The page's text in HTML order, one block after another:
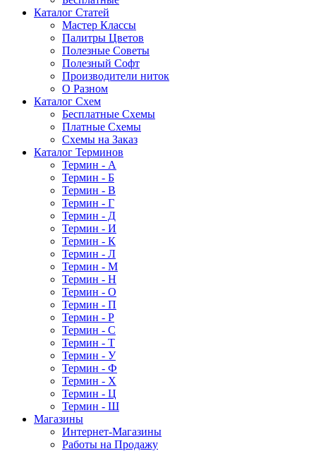
Каталог Статей
Мастер Классы
Палитры Цветов
Полезные Советы
Полезный Софт
Производители ниток
О Разном
Каталог Схем
Бесплатные Схемы
Платные Схемы
Схемы на Заказ
Каталог Терминов
Термин - А
Термин - Б
Термин - В
Термин - Г
Термин - Д
Термин - И
Термин - К
Термин - Л
Термин - М
Термин - Н
Термин - О
Термин - П
Термин - Р
Термин - С
Термин - Т
Термин - У
Термин - Ф
Термин - Х
Термин - Ц
Термин - Ш
Магазины
Интернет-Магазины
Работы на Продажу